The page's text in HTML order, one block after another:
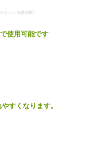
さしい 除菌効果】
使用可能です
すくなります。